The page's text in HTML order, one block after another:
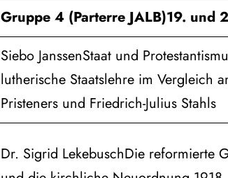
Gruppe 4 (Parterre JALB)19. und
Siebo JanssenStaat und
lutherische Staatslehre im Vergleich
Pristeners und Friedrich-Julius Stahls
Dr. Sigrid LekebuschDie reformierte